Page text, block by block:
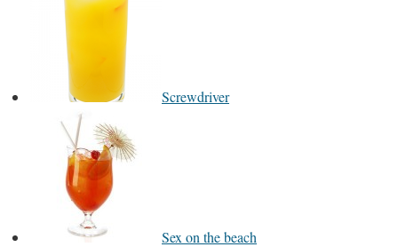
Screwdriver
Sex on the beach